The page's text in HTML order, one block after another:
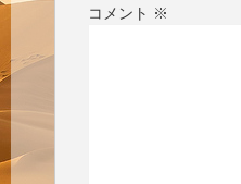
コメント ※